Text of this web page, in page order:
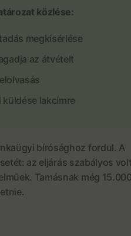
közlése:
megkísérlése
az átvételt
lakcímre
bírósághoz fordul. A
az eljárás szabályos
Tamásnak még